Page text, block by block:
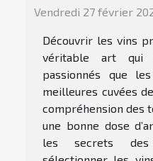
Vendredi 27 février
Découvrir les vins
véritable art qui
passionnés que
meilleures cuvées
compréhension des
une bonne dose
les secrets des